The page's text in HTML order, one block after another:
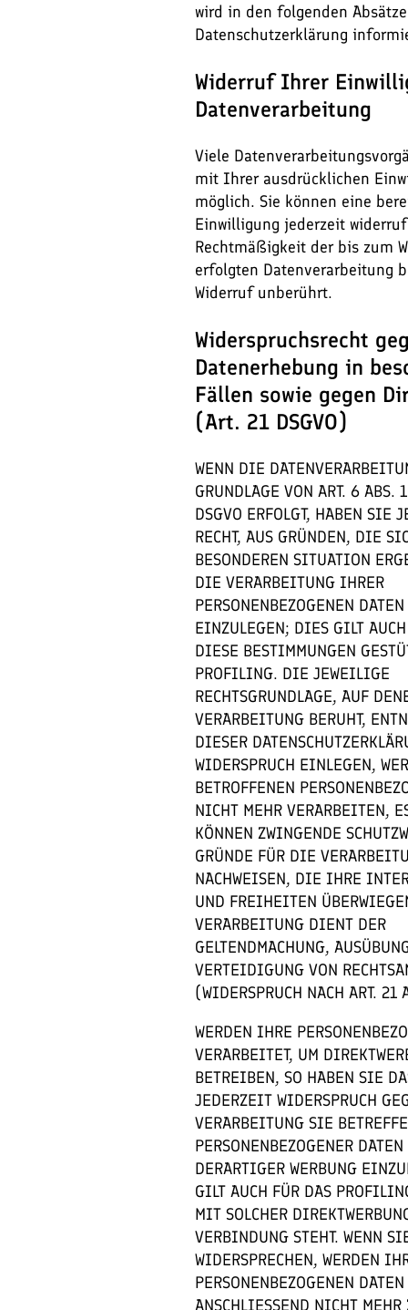
wird in den folgenden
Datenschutzerklärung
Widerruf Ihrer
Datenverarbeitung
Viele
mit Ihrer ausdrücklichen
möglich. Sie können eine
Einwilligung jederzeit
Rechtmäßigkeit der bis zum
erfolgten Datenverarbeitung
Widerruf unberührt.
Widerspruchsrecht
Datenerhebung in
Fällen sowie gegen
(Art. 21 DSGVO)
WENN DIE
GRUNDLAGE VON ART. 6 ABS.
DSGVO ERFOLGT, HABEN SIE
RECHT, AUS GRÜNDEN, DIE
BESONDEREN SITUATION
DIE VERARBEITUNG IHRER
PERSONENBEZOGENEN
EINZULEGEN; DIES GILT
DIESE BESTIMMUNGEN
PROFILING. DIE JEWEILIGE
RECHTSGRUNDLAGE, AUF
VERARBEITUNG BERUHT,
DIESER
WIDERSPRUCH EINLEGEN,
BETROFFENEN
NICHT MEHR VERARBEITEN,
KÖNNEN ZWINGENDE
GRÜNDE FÜR DIE
NACHWEISEN, DIE IHRE
UND FREIHEITEN
VERARBEITUNG DIENT DER
GELTENDMACHUNG,
VERTEIDIGUNG VON
(WIDERSPRUCH NACH ART. 21
WERDEN IHRE
VERARBEITET, UM
BETREIBEN, SO HABEN SIE
JEDERZEIT WIDERSPRUCH
VERARBEITUNG SIE
PERSONENBEZOGENER
DERARTIGER WERBUNG
GILT AUCH FÜR DAS
MIT SOLCHER
VERBINDUNG STEHT. WENN
WIDERSPRECHEN, WERDEN
PERSONENBEZOGENEN DATEN
ANSCHLIESSEND NICHT MEHR